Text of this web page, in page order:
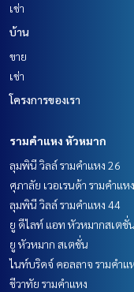
เช่า
บ้าน
ขาย
เช่า
โครงการของเรา
รามคำแหง หัวหมาก
ลุมพินี วิลล์ รามคำแหง 26
ศุภาลัย เวอเรนด้า รามคำแหง
ลุมพินี วิลล์ รามคำแหง 44
ยู ดีไลท์ แอท หัวหมากสเตชั่น
ยู หัวหมาก สเตชั่น
ไนท์บริดจ์ คอลลาจ รามคำแ
ชีวาทัย รามคำแหง